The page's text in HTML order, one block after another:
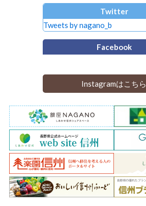
Twitter
Tweets by nagano_b
Facebook
Instagramはこちら